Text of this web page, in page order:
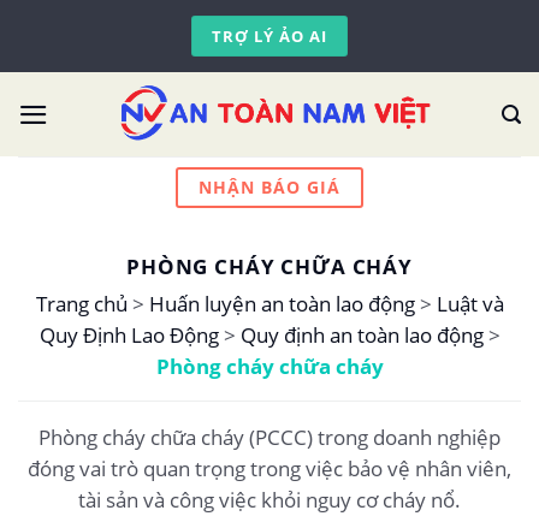
content
TRỢ LÝ ẢO AI
NHẬN BÁO GIÁ
PHÒNG CHÁY CHỮA CHÁY
Trang chủ > Huấn luyện an toàn lao động> Luật và
Quy Định Lao Động> Quy định an toàn lao động>
Phòng cháy chữa cháy
Phòng cháy chữa cháy (PCCC) trong doanh nghiệp
đóng vai trò quan trọng trong việc bảo vệ nhân viên,
tài sản và công việc khỏi nguy cơ cháy nổ.